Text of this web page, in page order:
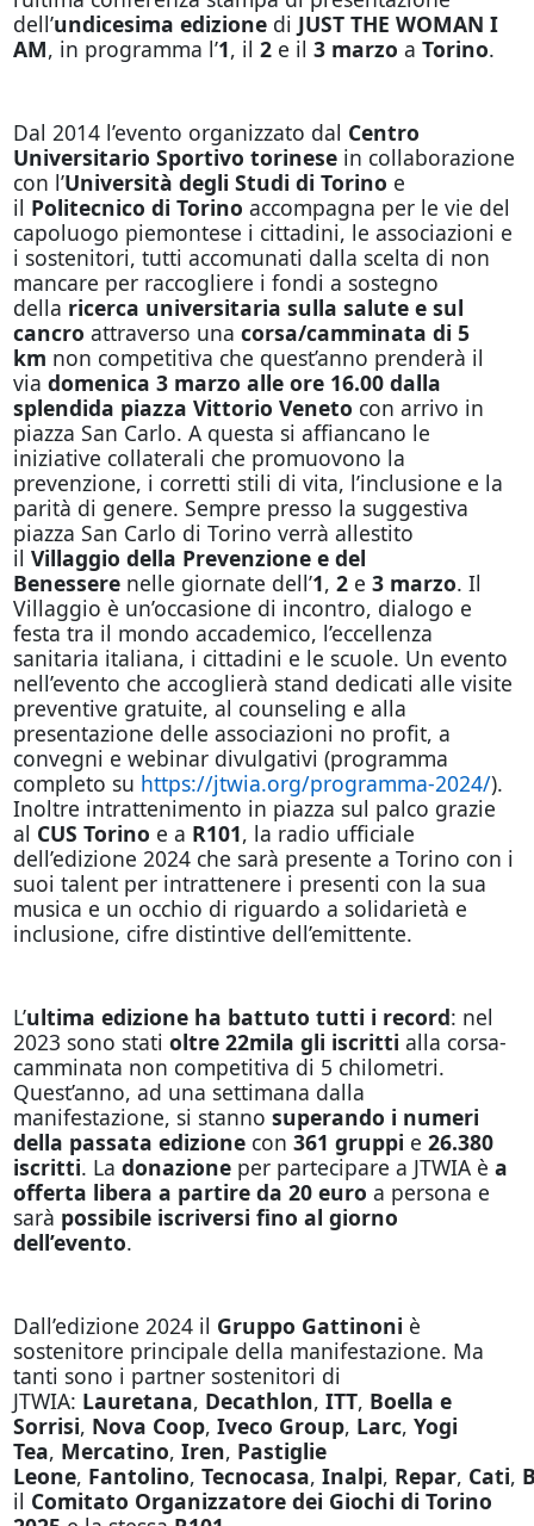
dell’undicesima edizione di JUST THE WOMAN I
AM, in programma l’1, il 2e il 3 marzo a Torino.
Dal 2014 l’evento organizzato dal Centro
Universitario Sportivo torinese in collaborazione
con l’Università degli Studi di Torino e
il Politecnico di Torino accompagna per le vie del
capoluogo piemontese i cittadini, le associazioni e
i sostenitori, tutti accomunati dalla scelta di non
mancare per raccogliere i fondi a sostegno
della ricerca universitaria sulla salute e sul
cancro attraverso una corsa/camminata di 5
km non competitiva che quest’anno prenderà il
via domenica 3 marzo alle ore 16.00 dalla
splendida piazza Vittorio Veneto con arrivo in
piazza San Carlo. A questa si affiancano le
iniziative collaterali che promuovono la
prevenzione, i corretti stili di vita, l’inclusione e la
parità di genere. Sempre presso la suggestiva
piazza San Carlo di Torino verrà allestito
il Villaggio della Prevenzione e del
Benesserenelle giornate dell’1, 2e 3 marzo. Il
Villaggio è un’occasione di incontro, dialogo e
festa tra il mondo accademico, l’eccellenza
sanitaria italiana, i cittadini e le scuole. Un evento
nell’evento che accoglierà stand dedicati alle visite
preventive gratuite, al counseling e alla
presentazione delle associazioni no profit, a
convegni e webinar divulgativi (programma
completo su https://jtwia.org/programma-2024/).
Inoltre intrattenimento in piazza sul palco grazie
al CUS Torino e a R101, la radio ufficiale
dell’edizione 2024 che sarà presente a Torino con i
suoi talent per intrattenere i presenti con la sua
musica e un occhio di riguardo a solidarietà e
inclusione, cifre distintive dell’emittente.
L’ultima edizione ha battuto tutti i record: nel
2023 sono stati oltre 22mila gli iscritti alla corsa-
camminata non competitiva di 5 chilometri.
Quest’anno, ad una settimana dalla
manifestazione, si stanno superando i numeri
della passata edizionecon 361 gruppi e 26.380
iscritti. La donazione per partecipare a JTWIA è a
offerta libera a partire da 20 euro a persona e
sarà possibile iscriversi fino al giorno
dell’evento.
Dall’edizione 2024 il Gruppo Gattinoni è
sostenitore principale della manifestazione. Ma
tanti sono i partner sostenitori di
JTWIA: Lauretana, Decathlon, ITT, Boella e
Sorrisi, Nova Coop, Iveco Group, Larc, Yogi
Tea, Mercatino, Iren, Pastiglie
Leone, Fantolino, Tecnocasa, Inalpi, Repar, Cati,
il Comitato Organizzatore dei Giochi di Torino